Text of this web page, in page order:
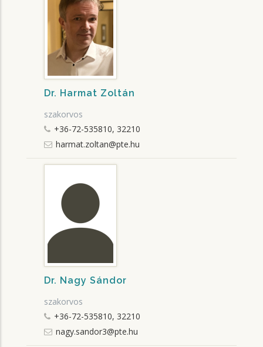
Dr. Harmat Zoltán
szakorvos
+36-72-535810, 32210
harmat.zoltan@pte.hu
Dr. Nagy Sándor
szakorvos
+36-72-535810, 32210
nagy.sandor3@pte.hu